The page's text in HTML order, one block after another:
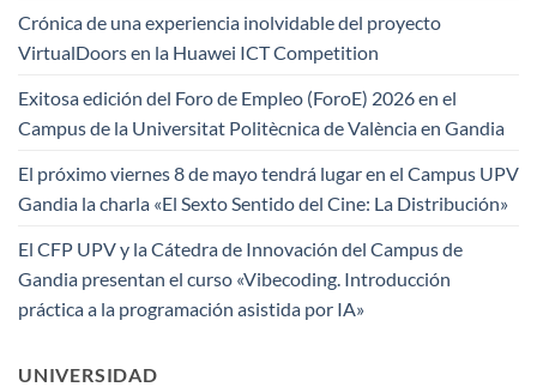
Crónica de una experiencia inolvidable del proyecto
VirtualDoors en la Huawei ICT Competition
Exitosa edición del Foro de Empleo (ForoE) 2026 en el
Campus de la Universitat Politècnica de València en Gandia
El próximo viernes 8 de mayo tendrá lugar en el Campus UPV
Gandia la charla «El Sexto Sentido del Cine: La Distribución»
El CFP UPV y la Cátedra de Innovación del Campus de
Gandia presentan el curso «Vibecoding. Introducción
práctica a la programación asistida por IA»
UNIVERSIDAD